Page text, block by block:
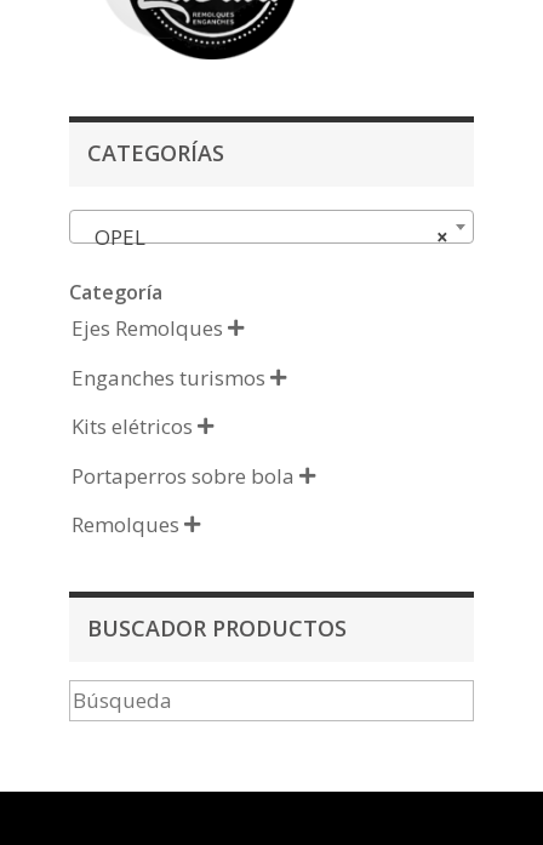
CATEGORÍAS
×
OPEL
Categoría
Ejes Remolques 
Enganches turismos 
Kits elétricos 
Portaperros sobre bola 
Remolques 
BUSCADOR PRODUCTOS